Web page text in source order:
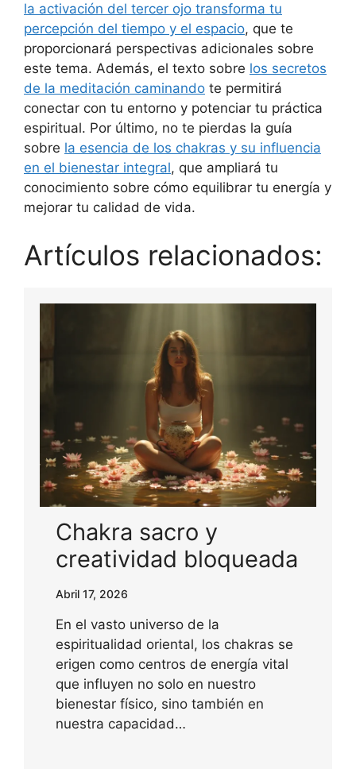
la activación del tercer ojo transforma tu
percepción del tiempo y el espacio, que te
proporcionará perspectivas adicionales sobre
este tema. Además, el texto sobre los secretos
de la meditación caminando te permitirá
conectar con tu entorno y potenciar tu práctica
espiritual. Por último, no te pierdas la guía
sobre la esencia de los chakras y su influencia
en el bienestar integral, que ampliará tu
conocimiento sobre cómo equilibrar tu energía y
mejorar tu calidad de vida.
Artículos relacionados:
Chakra sacro y
creatividad bloqueada
Abril 17, 2026
En el vasto universo de la
espiritualidad oriental, los chakras se
erigen como centros de energía vital
que influyen no solo en nuestro
bienestar físico, sino también en
nuestra capacidad…